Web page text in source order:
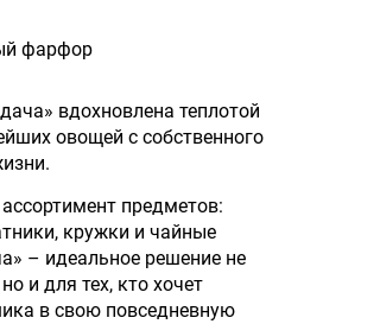
фарфор
вдохновлена теплотой
овощей с собственного
предметов:
кружки и чайные
– идеальное решение не
и для тех, кто хочет
в свою повседневную